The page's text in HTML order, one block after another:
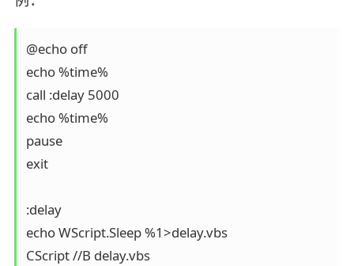
@echo off
echo %time%
call :delay 5000
echo %time%
pause
exit
:delay
echo WScript.Sleep %1>delay.vbs
CScript //B delay.vbs